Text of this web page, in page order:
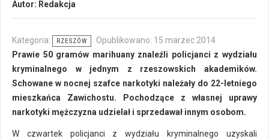
Autor: Redakcja
Kategoria: RZESZÓW
Opublikowano: 15 marzec 2014
Prawie 50 gramów marihuany znaleźli policjanci z wydziału
kryminalnego w jednym z rzeszowskich akademików.
Schowane w nocnej szafce narkotyki należały do 22-letniego
mieszkańca Zawichostu. Pochodzące z własnej uprawy
narkotyki mężczyzna udzielał i sprzedawał innym osobom.
W czwartek policjanci z wydziału kryminalnego uzyskali